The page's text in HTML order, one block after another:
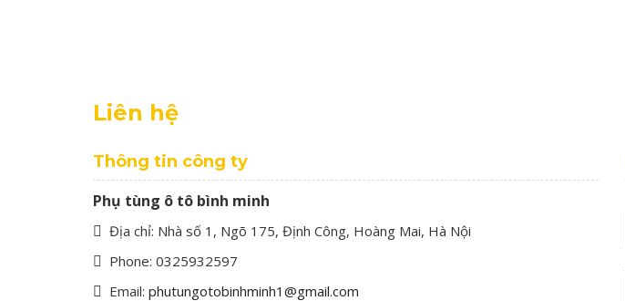
Liên hệ
Thông tin công ty
Phụ tùng ô tô bình minh
Địa chỉ: Nhà số 1, Ngõ 175, Định Công, Hoàng Mai, Hà Nội
Phone: 0325932597
Email: phutungotobinhminh1@gmail.com